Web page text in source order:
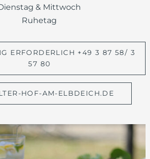
& Mittwoch
Ruhetag
ERFORDERLICH +49 3 87 58/ 3
57 80
HOF-AM-ELBDEICH.DE